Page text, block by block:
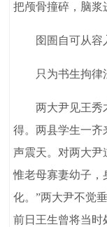
把颅骨撞碎，脑浆
囹圄自可从容
只为书生拘律法
两大尹见王秀才
得。两县学生一齐
声震天。对两大尹
惟老母寡妻幼子，
化。”两大尹不觉
前日王生曾将当时